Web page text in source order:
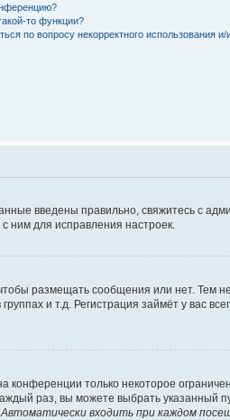
то функции?
по вопросу некорректного использования
введены правильно, свяжитесь с
ним для исправления настроек.
размещать сообщения или нет. Тем
и т.д. Регистрация займёт у вас
конференции только некоторое
раз, вы можете выбрать указанный
Автоматически входить при каждом